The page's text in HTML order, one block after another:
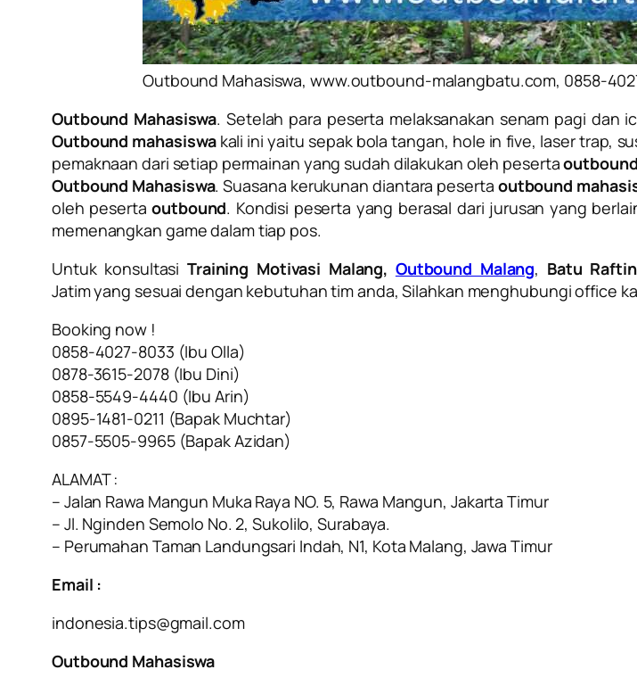
Outbound Mahasiswa, www.outbound-malangbatu.com, 0858-
Outbound Mahasiswa. Setelah para peserta melaksanakan senam pagi dan
Outbound mahasiswakali ini yaitu sepak bola tangan, hole in five, laser trap,
pemaknaan dari setiap permainan yang sudah dilakukan oleh peserta
Outbound Mahasiswa. Suasana kerukunan diantara peserta outbound
oleh pesertaoutbound. Kondisi peserta yang berasal dari jurusan yang
memenangkan game dalam tiap pos.
Untuk konsultasi Training Motivasi Malang, Outbound Malang, Batu
Jatim yang sesuai dengan kebutuhan tim anda, Silahkan menghubungi office
Booking now !
0858-4027-8033 (Ibu Olla)
0878-3615-2078 (Ibu Dini)
0858-5549-4440 (Ibu Arin)
0895-1481-0211 (Bapak Muchtar)
0857-5505-9965 (Bapak Azidan)
ALAMAT :
– Jalan Rawa Mangun Muka Raya NO. 5, Rawa Mangun, Jakarta Timur
– Jl. Nginden Semolo No. 2, Sukolilo, Surabaya.
– Perumahan Taman Landungsari Indah, N1, Kota Malang, Jawa Timur
Email :
indonesia.tips@gmail.com
Outbound Mahasiswa